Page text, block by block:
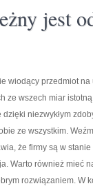
jest
wiodący przedmiot
ze wszech miar
dzięki niezwykłym
ze wszystkim.
że firmy są w
Warto również mieć
rozwiązaniem. W